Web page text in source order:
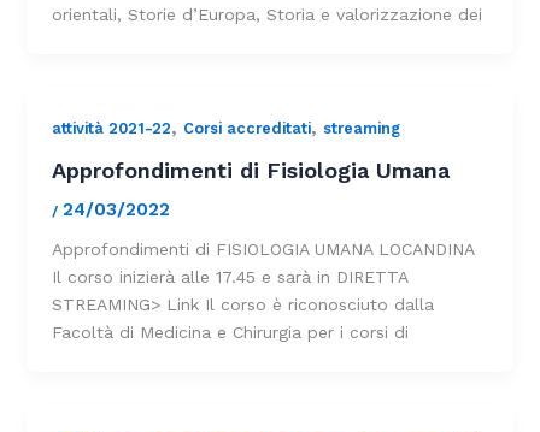
orientali, Storie d’Europa, Storia e valorizzazione dei
attività 2021-22, Corsi accreditati, streaming
Approfondimenti di Fisiologia Umana
/ 24/03/2022
Approfondimenti di FISIOLOGIA UMANA LOCANDINA
Il corso inizierà alle 17.45 e sarà in DIRETTA
STREAMING> Link Il corso è riconosciuto dalla
Facoltà di Medicina e Chirurgia per i corsi di